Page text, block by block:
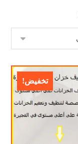
تخفيض!